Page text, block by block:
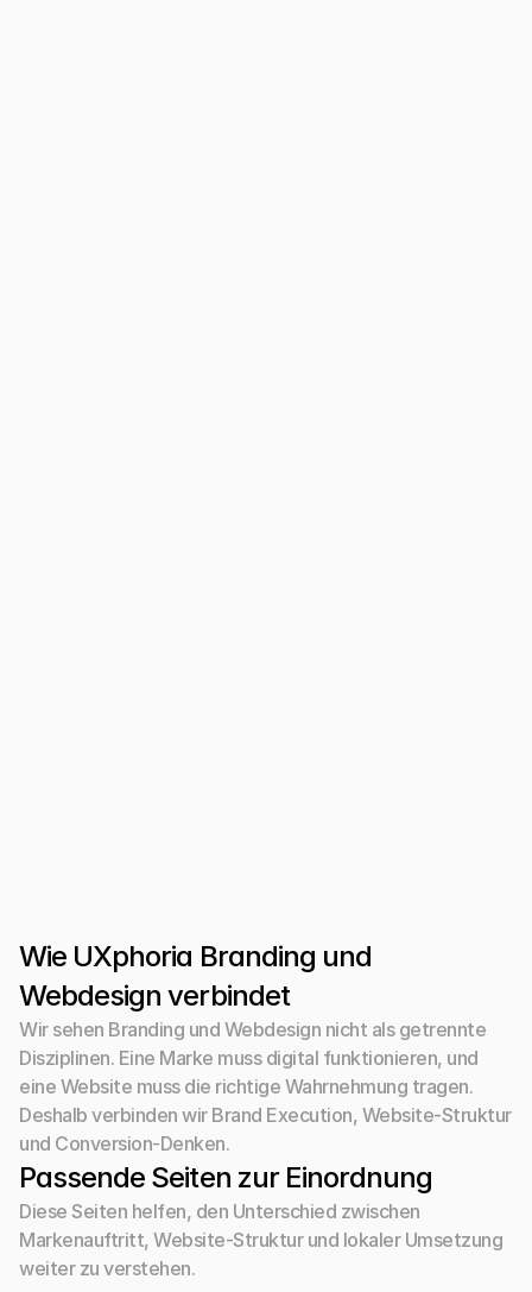
Wie UXphoria Branding und
Webdesign verbindet
Wir sehen Branding und Webdesign nicht als getrennte
Disziplinen. Eine Marke muss digital funktionieren, und
eine Website muss die richtige Wahrnehmung tragen.
Deshalb verbinden wir Brand Execution, Website-Struktur
und Conversion-Denken.
Passende Seiten zur Einordnung
Diese Seiten helfen, den Unterschied zwischen
Markenauftritt, Website-Struktur und lokaler Umsetzung
weiter zu verstehen.